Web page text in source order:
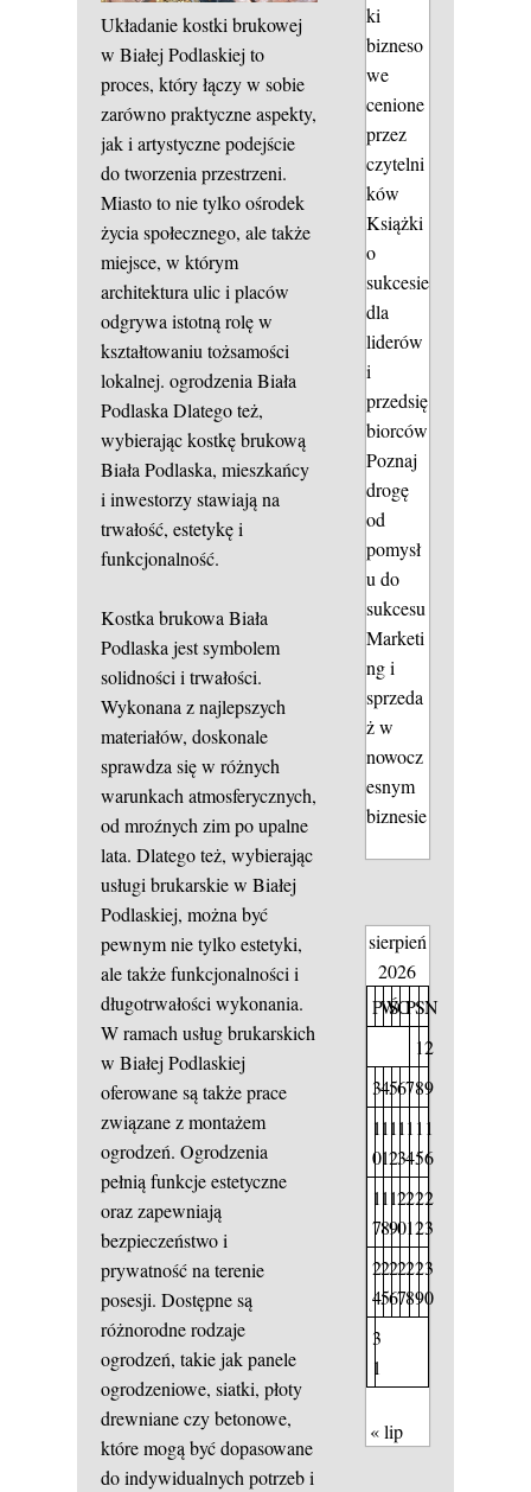
Układanie kostki brukowej
w Białej Podlaskiej to
proces, który łączy w sobie
zarówno praktyczne aspekty,
jak i artystyczne podejście
do tworzenia przestrzeni.
Miasto to nie tylko ośrodek
życia społecznego, ale także
miejsce, w którym
architektura ulic i placów
odgrywa istotną rolę w
kształtowaniu tożsamości
lokalnej. ogrodzenia Biała
Podlaska Dlatego też,
wybierając kostkę brukową
Biała Podlaska, mieszkańcy
i inwestorzy stawiają na
trwałość, estetykę i
funkcjonalność.
Kostka brukowa Biała
Podlaska jest symbolem
solidności i trwałości.
Wykonana z najlepszych
materiałów, doskonale
sprawdza się w różnych
warunkach atmosferycznych,
od mroźnych zim po upalne
lata. Dlatego też, wybierając
usługi brukarskie w Białej
Podlaskiej, można być
pewnym nie tylko estetyki,
ale także funkcjonalności i
długotrwałości wykonania.
W ramach usług brukarskich
w Białej Podlaskiej
oferowane są także prace
związane z montażem
ogrodzeń. Ogrodzenia
pełnią funkcje estetyczne
oraz zapewniają
bezpieczeństwo i
prywatność na terenie
posesji. Dostępne są
różnorodne rodzaje
ogrodzeń, takie jak panele
ogrodzeniowe, siatki, płoty
drewniane czy betonowe,
które mogą być dopasowane
do indywidualnych potrzeb i
ki
bizneso
we
cenione
przez
czytelni
ków
Książki
o
sukcesie
dla
liderów
i
przedsię
biorców
Poznaj
drogę
od
pomysł
u do
sukcesu
Marketi
ng i
sprzeda
ż w
nowocz
esnym
biznesie
sierpień
2026
PW
ŚCPSN
12
3456789
1
0
1
1
1
2
1
3
1
4
1
5
1
6
1
7
1
8
1
9
2
0
2
1
2
2
2
3
2
4
2
5
2
6
2
7
2
8
2
9
3
0
3
1
« lip